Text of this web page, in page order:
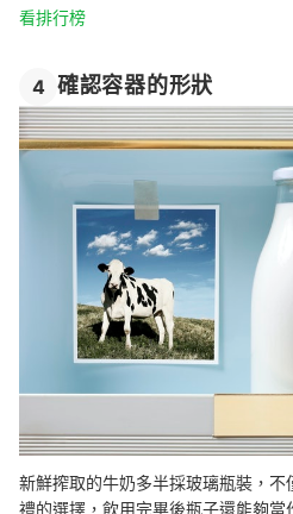
看排行榜
4 確認容器的形狀
新鮮搾取的牛奶多半採玻璃瓶裝，
禮的選擇，飲用完畢後瓶子還能夠